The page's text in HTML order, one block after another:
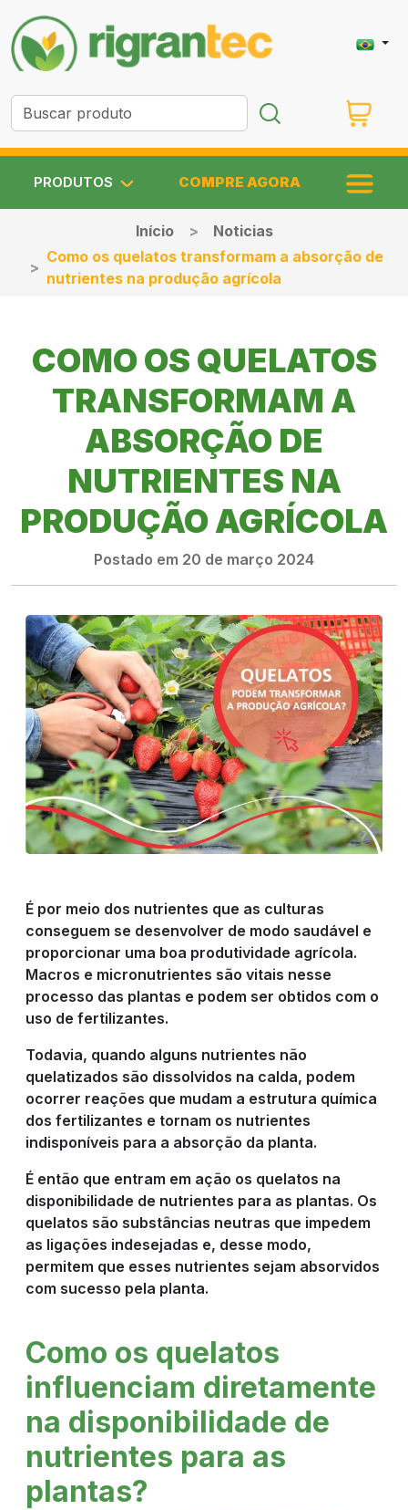
PRODUTOS COMPRE AGORA
PRODUTOS
RIGRANTEC
REPRESENTANTE
RESULTADO
DO CAMPO
CULTIVOS
COMPRE
AGORA
Início
Noticias
Como os quelatos transformam a absorção de
nutrientes na produção agrícola
COMO OS QUELATOS
TRANSFORMAM A
ABSORÇÃO DE
NUTRIENTES NA
PRODUÇÃO AGRÍCOLA
Postado em 20 de março 2024
É por meio dos nutrientes que as culturas
conseguem se desenvolver de modo saudável e
proporcionar uma boa produtividade agrícola.
Macros e micronutrientes são vitais nesse
processo das plantas e podem ser obtidos com o
uso de fertilizantes.
Todavia, quando alguns nutrientes não
quelatizados são dissolvidos na calda, podem
ocorrer reações que mudam a estrutura química
dos fertilizantes e tornam os nutrientes
indisponíveis para a absorção da planta.
É então que entram em ação os quelatos na
disponibilidade de nutrientes para as plantas. Os
quelatos são substâncias neutras que impedem
as ligações indesejadas e, desse modo,
permitem que esses nutrientes sejam absorvidos
com sucesso pela planta.
Como os quelatos
influenciam diretamente
na disponibilidade de
nutrientes para as
plantas?